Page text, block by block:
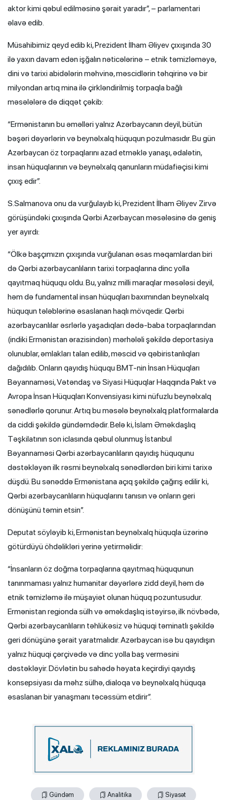
aktor kimi qəbul edilməsinə şərait yaradır”, – parlamentari
əlavə edib.
Müsahibimiz qeyd edib ki, Prezident İlham Əliyev çıxışında 30
ilə yaxın davam edən işğalın nəticələrinə – etnik təmizləməyə,
dini və tarixi abidələrin məhvinə, məscidlərin təhqirinə və bir
milyondan artıq mina ilə çirkləndirilmiş torpaqla bağlı
məsələlərə də diqqət çəkib:
“Ermənistanın bu əməlləri yalnız Azərbaycanın deyil, bütün
bəşəri dəyərlərin və beynəlxalq hüququn pozulmasıdır. Bu gün
Azərbaycan öz torpaqlarını azad etməklə yanaşı, ədalətin,
insan hüquqlarının və beynəlxalq qanunların müdafiəçisi kimi
çıxış edir”.
S.Salmanova onu da vurğulayıb ki, Prezident İlham Əliyev Zirvə
görüşündəki çıxışında Qərbi Azərbaycan məsələsinə də geniş
yer ayırdı:
“Ölkə başçımızın çıxışında vurğulanan əsas məqamlardan biri
də Qərbi azərbaycanlıların tarixi torpaqlarına dinc yolla
qayıtmaq hüququ oldu. Bu, yalnız milli maraqlar məsələsi deyil,
həm də fundamental insan hüquqları baxımından beynəlxalq
hüququn tələblərinə əsaslanan haqlı mövqedir. Qərbi
azərbaycanlılar əsrlərlə yaşadıqları dədə-baba torpaqlarından
(indiki Ermənistan ərazisindən) mərhələli şəkildə deportasiya
olunublar, əmlakları talan edilib, məscid və qəbiristanlıqları
dağıdılıb. Onların qayıdış hüququ BMT-nin İnsan Hüquqları
Bəyannaməsi, Vətəndaş və Siyasi Hüquqlar Haqqında Pakt və
Avropa İnsan Hüquqları Konvensiyası kimi nüfuzlu beynəlxalq
sənədlərlə qorunur. Artıq bu məsələ beynəlxalq platformalarda
da ciddi şəkildə gündəmdədir. Belə ki, İslam Əməkdaşlıq
Təşkilatının son iclasında qəbul olunmuş İstanbul
Bəyannaməsi Qərbi azərbaycanlıların qayıdış hüququnu
dəstəkləyən ilk rəsmi beynəlxalq sənədlərdən biri kimi tarixə
düşdü. Bu sənəddə Ermənistana açıq şəkildə çağırış edilir ki,
Qərbi azərbaycanlıların hüquqlarını tanısın və onların geri
dönüşünü təmin etsin”.
Deputat söyləyib ki, Ermənistan beynəlxalq hüquqla üzərinə
götürdüyü öhdəlikləri yerinə yetirməlidir:
“İnsanların öz doğma torpaqlarına qayıtmaq hüququnun
tanınmaması yalnız humanitar dəyərlərə zidd deyil, həm də
etnik təmizləmə ilə müşayiət olunan hüquq pozuntusudur.
Ermənistan regionda sülh və əməkdaşlıq istəyirsə, ilk növbədə,
Qərbi azərbaycanlıların təhlükəsiz və hüquqi təminatlı şəkildə
geri dönüşünə şərait yaratmalıdır. Azərbaycan isə bu qayıdışın
yalnız hüquqi çərçivədə və dinc yolla baş verməsini
dəstəkləyir. Dövlətin bu sahədə həyata keçirdiyi qayıdış
konsepsiyası da məhz sülhə, dialoqa və beynəlxalq hüquqa
əsaslanan bir yanaşmanı təcəssüm etdirir”.
Gündəm Analitika Siyasət